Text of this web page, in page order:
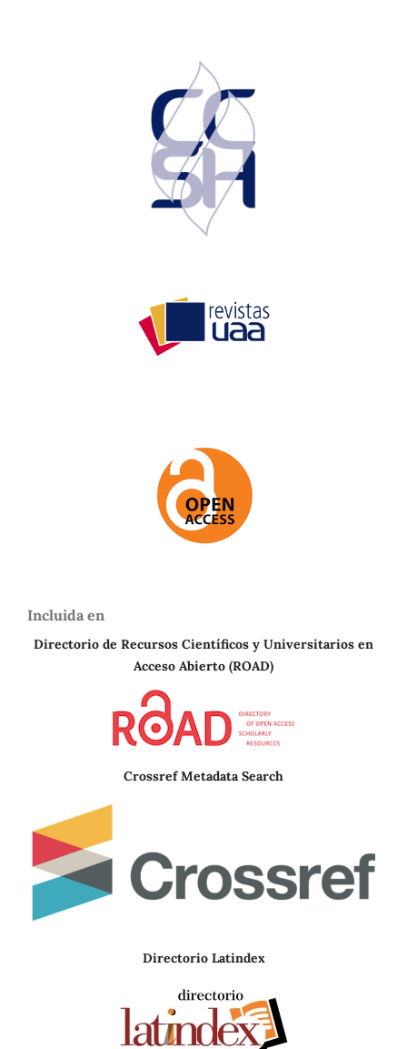
Incluida en
Directorio de Recursos Científicos y Universitarios en
Acceso Abierto (ROAD)
Crossref Metadata Search
Directorio Latindex